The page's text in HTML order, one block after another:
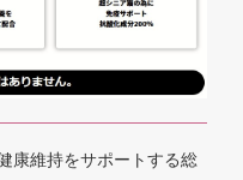
康維持をサポートする総